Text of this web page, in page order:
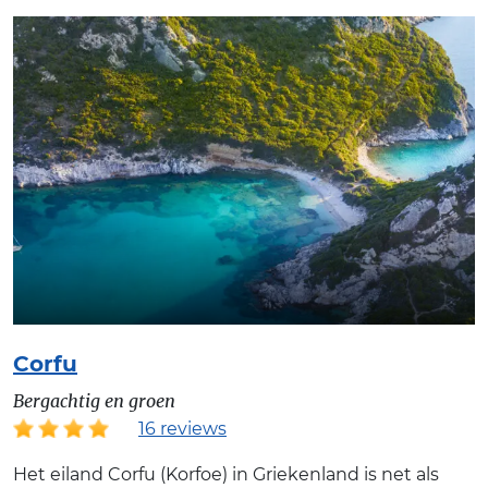
Corfu
Bergachtig en groen
16 reviews
Het eiland Corfu (Korfoe) in Griekenland is net als